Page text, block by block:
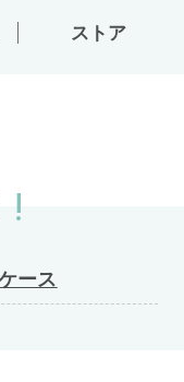
ストア
ース